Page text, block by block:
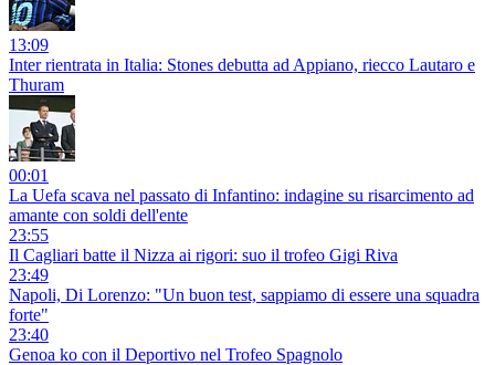
13:09
Inter rientrata in Italia: Stones debutta ad Appiano, riecco Lautaro e
Thuram
00:01
La Uefa scava nel passato di Infantino: indagine su risarcimento ad
amante con soldi dell'ente
23:55
Il Cagliari batte il Nizza ai rigori: suo il trofeo Gigi Riva
23:49
Napoli, Di Lorenzo: "Un buon test, sappiamo di essere una squadra
forte"
23:40
Genoa ko con il Deportivo nel Trofeo Spagnolo